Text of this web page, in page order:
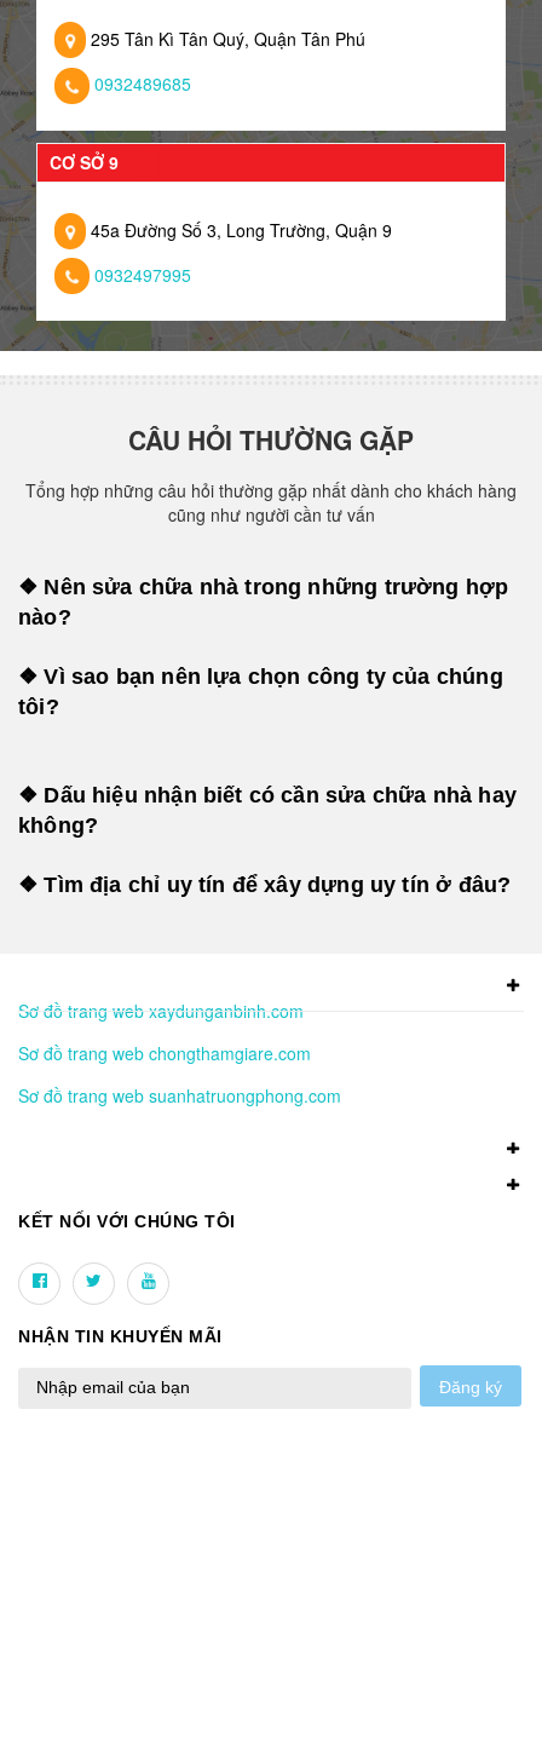
295 Tân Kì Tân Quý, Quận Tân Phú
0932489685
CƠ SỞ 9
45a Đường Số 3, Long Trường, Quận 9
0932497995
CÂU HỎI THƯỜNG GẶP
Tổng hợp những câu hỏi thường gặp nhất dành cho khách hàng
cũng như người cần tư vấn
❖ Nên sửa chữa nhà trong những trường hợp
nào?
❖ Vì sao bạn nên lựa chọn công ty của chúng
tôi?
❖ Dấu hiệu nhận biết có cần sửa chữa nhà hay
không?
❖ Tìm địa chỉ uy tín để xây dựng uy tín ở đâu?
Sơ đồ trang web xaydunganbinh.com
Sơ đồ trang web chongthamgiare.com
Sơ đồ trang web suanhatruongphong.com
KẾT NỐI VỚI CHÚNG TÔI
NHẬN TIN KHUYẾN MÃI
Đăng ký